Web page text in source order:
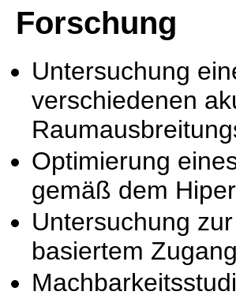
Forschung
Untersuchung
verschiedenen
Optimierung
gemäß dem
Untersuchung
basiertem